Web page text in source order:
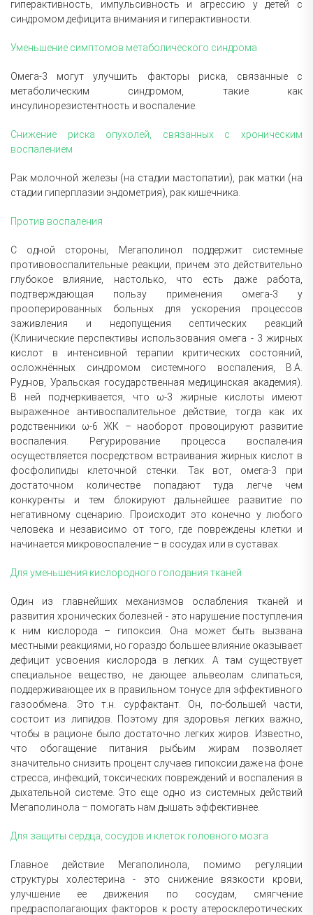
гиперактивность, импульсивность и агрессию у детей с
синдромом дефицита внимания и гиперактивности.
Уменьшение симптомов метаболического синдрома
Омега-3 могут улучшить факторы риска, связанные с
метаболическим синдромом, такие как
инсулинорезистентность и воспаление.
Снижение риска опухолей, связанных с хроническим
воспалением
Рак молочной железы (на стадии мастопатии), рак матки (на
стадии гиперплазии эндометрия), рак кишечника.
Против воспаления
С одной стороны, Мегаполинол поддержит системные
противовоспалительные реакции, причем это действительно
глубокое влияние, настолько, что есть даже работа,
подтверждающая пользу применения омега-3 у
прооперированных больных для ускорения процессов
заживления и недопущения септических реакций
(Клинические перспективы использования омега - 3 жирных
кислот в интенсивной терапии критических состояний,
осложнённых синдромом системного воспаления, В.А.
Руднов, Уральская государственная медицинская академия).
В ней подчеркивается, что ω-3 жирные кислоты имеют
выраженное антивоспалительное действие, тогда как их
родственники ω-6 ЖК – наоборот провоцируют развитие
воспаления. Регурирование процесса воспаления
осуществляется посредством встраивания жирных кислот в
фосфолипиды клеточной стенки. Так вот, омега-3 при
достаточном количестве попадают туда легче чем
конкуренты и тем блокируют дальнейшее развитие по
негативному сценарию. Происходит это конечно у любого
человека и независимо от того, где повреждены клетки и
начинается микровоспаление – в сосудах или в суставах.
Для уменьшения кислородного голодания тканей
Один из главнейших механизмов ослабления тканей и
развития хронических болезней - это нарушение поступления
к ним кислорода – гипоксия. Она может быть вызвана
местными реакциями, но гораздо большее влияние оказывает
дефицит усвоения кислорода в легких. А там существует
специальное вещество, не дающее альвеолам слипаться,
поддерживающее их в правильном тонусе для эффективного
газообмена. Это т.н. сурфактант. Он, по-большей части,
состоит из липидов. Поэтому для здоровья лёгких важно,
чтобы в рационе было достаточно легких жиров. Известно,
что обогащение питания рыбьим жирам позволяет
значительно снизить процент случаев гипоксии даже на фоне
стресса, инфекций, токсических повреждений и воспаления в
дыхательной системе. Это еще одно из системных действий
Мегаполинола – помогать нам дышать эффективнее.
Для защиты сердца, сосудов и клеток головного мозга
Главное действие Мегаполинола, помимо регуляции
структуры холестерина - это снижение вязкости крови,
улучшение ее движения по сосудам, смягчение
предрасполагающих факторов к росту атеросклеротических